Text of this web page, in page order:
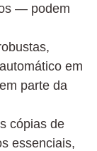
— podem
em
parte da
cópias de
essenciais,